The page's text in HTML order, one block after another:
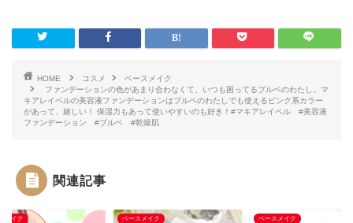
HOME コスメ
ベースメイク
ファンデーションの色があまり合わなくて、いつも困ってるブルベのわたし。マ
キアレイベルの美容液ファンデーションはブルベのわたしでも使えるピンク系カラー
があって、嬉しい！ 保湿力もあって使いやすいのも好き！#マキアレイベル #美容液
ファンデーション #ブルベ #乾燥肌
関連記事
メイク ベースメイク ベースメイク